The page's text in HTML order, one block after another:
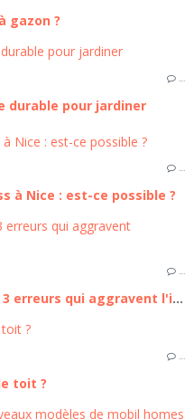
gazon ?
…
durable pour jardiner
…
à Nice : est-ce possible ?
…
Dératisation dans le Gard : ces 3 erreurs qui aggravent l'invasion de rongeurs
toit ?